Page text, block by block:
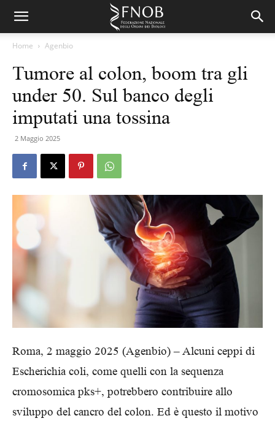
Home Agenbio
Tumore al colon, boom tra gli
under 50. Sul banco degli
imputati una tossina
2 Maggio 2025
Roma, 2 maggio 2025 (Agenbio) – Alcuni ceppi di
Escherichia coli, come quelli con la sequenza
cromosomica pks+, potrebbero contribuire allo
sviluppo del cancro del colon. Ed è questo il motivo